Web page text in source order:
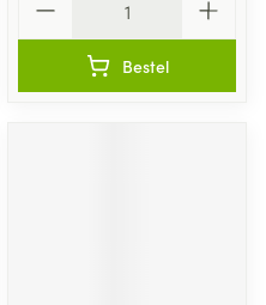
Bestel